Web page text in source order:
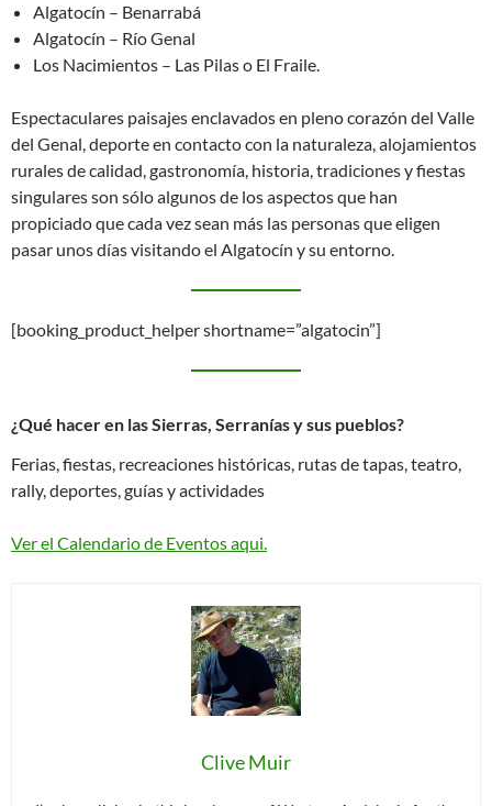
Algatocín – Benarrabá
Algatocín – Río Genal
Los Nacimientos – Las Pilas o El Fraile.
Espectaculares paisajes enclavados en pleno corazón del Valle
del Genal, deporte en contacto con la naturaleza, alojamientos
rurales de calidad, gastronomía, historia, tradiciones y fiestas
singulares son sólo algunos de los aspectos que han
propiciado que cada vez sean más las personas que eligen
pasar unos días visitando el Algatocín y su entorno.
[booking_product_helper shortname=”algatocin”]
¿Qué hacer en las Sierras, Serranías y sus pueblos?
Ferias, fiestas, recreaciones históricas, rutas de tapas, teatro,
rally, deportes, guías y actividades
Ver el Calendario de Eventos aqui.
Clive Muir